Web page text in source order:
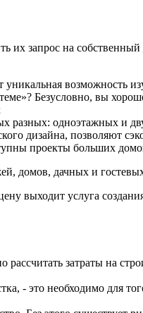
запрос на
возможность
Безусловно, вы
разных: одноэтажных и
дизайна, позволяют
проекты больших
домов, дачных и
выходит услуга
затраты на
- это необходимо для